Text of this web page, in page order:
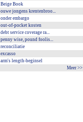
Beige Book
ouwe jongens krentenbroo...
onder embargo
out-of-pocket kosten
debt service coverage ra...
penny wise, pound foolis...
reconciliatie
excasso
arm's length-beginsel
Meer >>